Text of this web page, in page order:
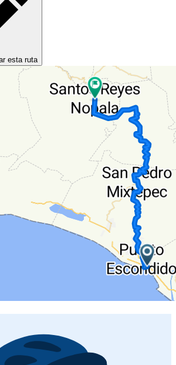
esta ruta